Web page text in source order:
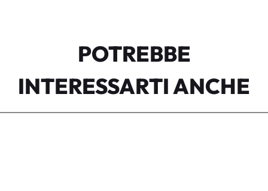
POTREBBE
INTERESSARTI ANCHE